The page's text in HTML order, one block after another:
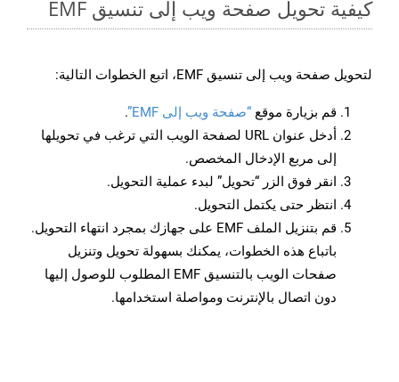
كيفية تحويل صفحة ويب إلى تنسيق EMF
لتحويل صفحة ويب إلى تنسيق EMF، اتبع الخطوات التالية:
قم بزيارة موقع “صفحة ويب إلى EMF”
.
أدخل عنوان URL لصفحة الويب التي ترغب في تحويلها
إلى مربع الإدخال المخصص.
انقر فوق الزر “تحويل” لبدء عملية التحويل.
انتظر حتى يكتمل التحويل.
قم بتنزيل الملف EMF على جهازك بمجرد انتهاء التحويل.
باتباع هذه الخطوات، يمكنك بسهولة تحويل وتنزيل
صفحات الويب بالتنسيق EMF المطلوب للوصول إليها
دون اتصال بالإنترنت ومواصلة استخدامها.